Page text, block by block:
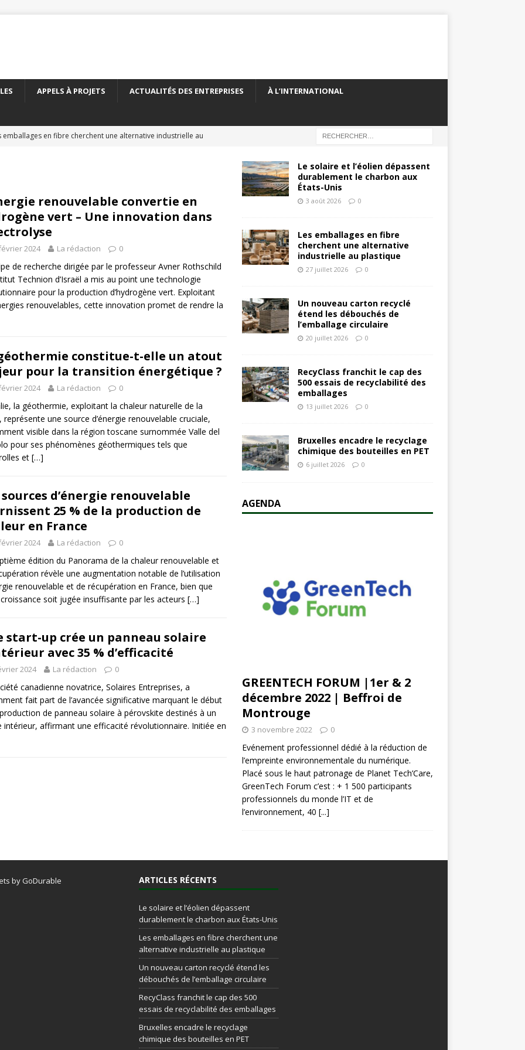
APPELS À PROJETS ACTUALITÉS DES ENTREPRISES À L’INTERNATIONAL
emballages en fibre cherchent une alternative industrielle au
DES ENTREPRISES
franchit le cap des 500 essais de recyclabilité des
DES ENTREPRISES
encadre le recyclage chimique des bouteilles en PET
et l’éolien dépassent durablement le charbon aux États-Unis
renouvelable convertie en
vert – Une innovation dans
2024 La rédaction 0
de recherche dirigée par le professeur Avner Rothschild
Technion d’Israël a mis au point une technologie
pour la production d’hydrogène vert. Exploitant
renouvelables, cette innovation promet de rendre la
constitue-t-elle un atout
pour la transition énergétique ?
2024 La rédaction 0
la géothermie, exploitant la chaleur naturelle de la
représente une source d’énergie renouvelable cruciale,
visible dans la région toscane surnommée Valle del
pour ses phénomènes géothermiques tels que
et […]
sources d’énergie renouvelable
25 % de la production de
en France
2024 La rédaction 0
édition du Panorama de la chaleur renouvelable et
révèle une augmentation notable de l’utilisation
renouvelable et de récupération en France, bien que
soit jugée insuffisante par les acteurs […]
start-up crée un panneau solaire
avec 35 % d’efficacité
2024 La rédaction 0
canadienne novatrice, Solaires Entreprises, a
fait part de l’avancée significative marquant le début
de panneau solaire à pérovskite destinés à un
intérieur, affirmant une efficacité révolutionnaire. Initiée en
Le solaire et l’éolien dépassent
durablement le charbon aux
États-Unis
3 août 2026 0
Les emballages en fibre
cherchent une alternative
industrielle au plastique
27 juillet 2026 0
Un nouveau carton recyclé
étend les débouchés de
l’emballage circulaire
20 juillet 2026 0
RecyClass franchit le cap des
500 essais de recyclabilité des
emballages
13 juillet 2026 0
Bruxelles encadre le recyclage
chimique des bouteilles en PET
6 juillet 2026 0
AGENDA
GREENTECH FORUM |1er & 2
décembre 2022 | Beffroi de
Montrouge
3 novembre 2022 0
Evénement professionnel dédié à la réduction de
l’empreinte environnementale du numérique.
Placé sous le haut patronage de Planet Tech’Care,
GreenTech Forum c’est : + 1 500 participants
professionnels du monde l’IT et de
l’environnement, 40 [...]
by GoDurable ARTICLES RÉCENTS
Le solaire et l’éolien dépassent
durablement le charbon aux États-Unis
Les emballages en fibre cherchent une
alternative industrielle au plastique
Un nouveau carton recyclé étend les
débouchés de l’emballage circulaire
RecyClass franchit le cap des 500
essais de recyclabilité des emballages
Bruxelles encadre le recyclage
chimique des bouteilles en PET